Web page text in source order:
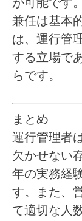
兼任は基本
は、運行管
する立場で
らです。
まとめ
運行管理者
欠かせない
年の実務経
す。また、
て適切な人